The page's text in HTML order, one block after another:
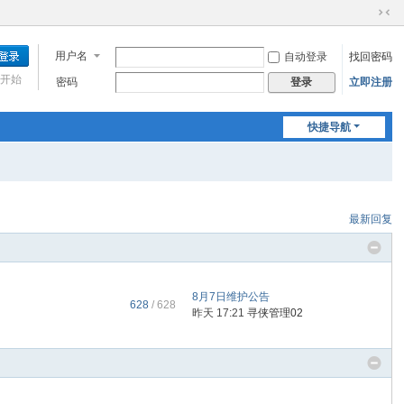
切
到
窄
用户名 自动登录
找回密码
密码
登录 立即注册
始
快捷导航
最新回复
628 / 628
8月7日维护公告
昨天 17:21 寻侠管理02